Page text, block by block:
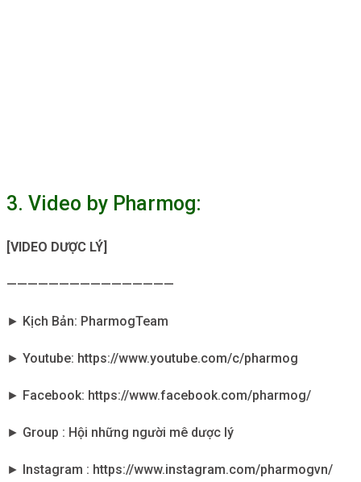
3. Video by Pharmog:
[VIDEO DƯỢC LÝ]
————————————————
► Kịch Bản: PharmogTeam
► Youtube: https://www.youtube.com/c/pharmog
► Facebook: https://www.facebook.com/pharmog/
► Group : Hội những người mê dược lý
► Instagram : https://www.instagram.com/pharmogvn/